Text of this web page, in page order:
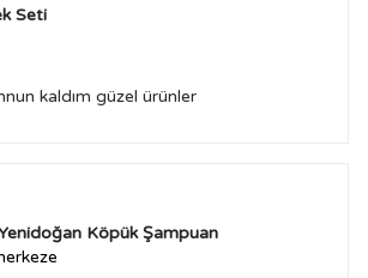
Seti
kaldım güzel ürünler
Köpük Şampuan